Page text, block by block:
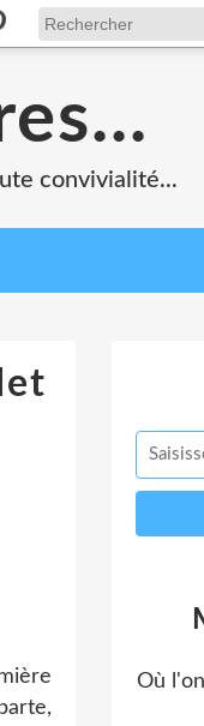
convivialité...
Où